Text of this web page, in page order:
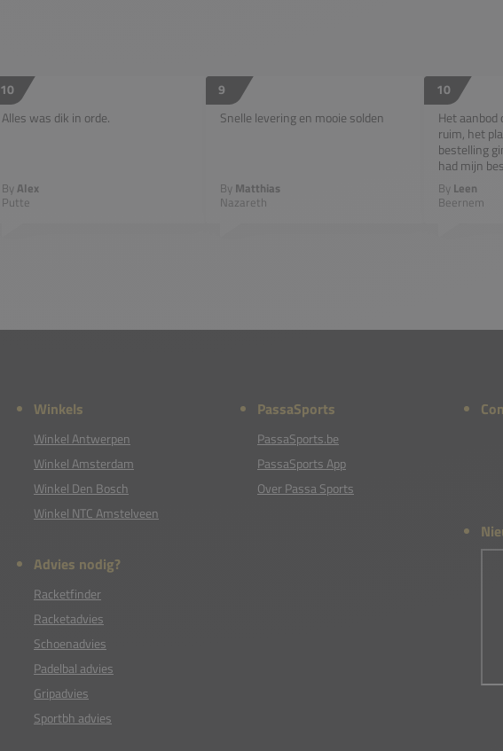
10
Alles was dik in orde.
ByAlex
Putte
9
Snelle levering en mooie solden
By Matthias
Nazareth
10
Het aanbod
ruim, het
bestelling
had mijn
By Leen
Beernem
Winkels
Winkel Antwerpen
Winkel Amsterdam
Winkel Den Bosch
Winkel NTC Amstelveen
Advies nodig?
Racketfinder
Racketadvies
Schoenadvies
Padelbal advies
Gripadvies
Sportbh advies
PassaSports
PassaSports.be
PassaSports App
Over Passa Sports